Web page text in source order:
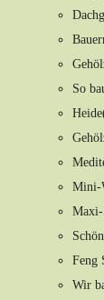
So
Mini-
Feng
Wir